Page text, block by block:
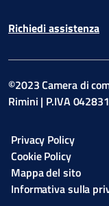
Richiedi assistenza
©2023 Camera di
Rimini | P.IVA
Privacy Policy
Cookie Policy
Mappa del sito
Informativa sulla